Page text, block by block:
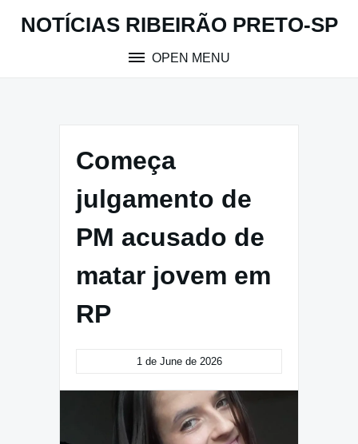
NOTÍCIAS RIBEIRÃO PRETO-SP
OPEN MENU
Começa
julgamento de
PM acusado de
matar jovem em
RP
1 de June de 2026